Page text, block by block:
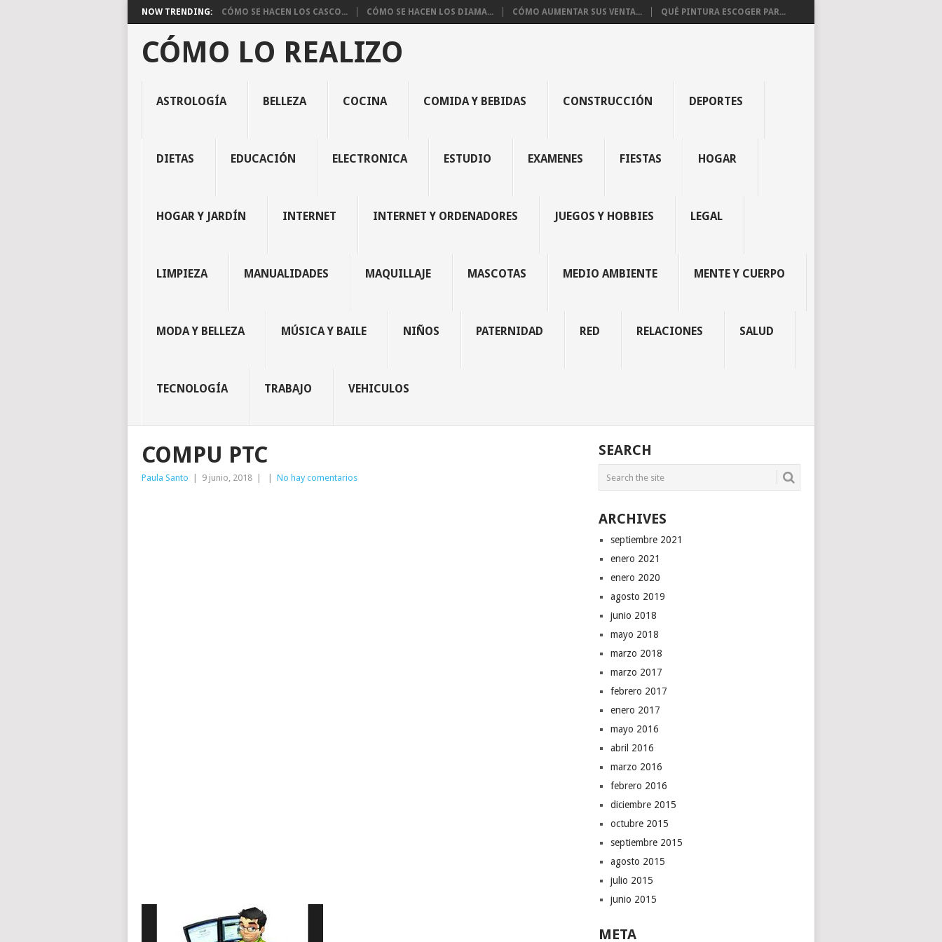
NOW TRENDING: CÓMO SE HACEN LOS CASCO... CÓMO SE HACEN LOS DIAMA... CÓMO AUMENTAR SUS VENTA... QUÉ PINTURA ESCOGER PAR...
CÓMO LO REALIZO
ASTROLOGÍA BELLEZA COCINA COMIDA Y BEBIDAS CONSTRUCCIÓN DEPORTES
DIETAS EDUCACIÓN ELECTRONICA ESTUDIO EXAMENES FIESTAS HOGAR
HOGAR Y JARDÍN INTERNET INTERNET Y ORDENADORES JUEGOS Y HOBBIES LEGAL
LIMPIEZA MANUALIDADES MAQUILLAJE MASCOTAS MEDIO AMBIENTE MENTE Y CUERPO
MODA Y BELLEZA MÚSICA Y BAILE NIÑOS PATERNIDAD RED RELACIONES SALUD
TECNOLOGÍA TRABAJO VEHICULOS
COMPU PTC
Paula Santo 9 junio, 2018 No hay comentarios
SEARCH
ARCHIVES
septiembre 2021
enero 2021
enero 2020
agosto 2019
junio 2018
mayo 2018
marzo 2018
marzo 2017
febrero 2017
enero 2017
mayo 2016
abril 2016
marzo 2016
febrero 2016
diciembre 2015
octubre 2015
septiembre 2015
agosto 2015
julio 2015
junio 2015
META